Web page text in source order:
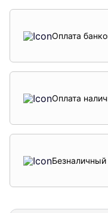
Оплата
Оплата
Безналичный